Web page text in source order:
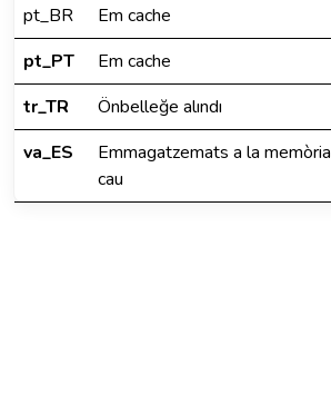
pt_BR
Em cache
pt_PT
Em cache
tr_TR
Önbelleğe alındı
va_ES
Emmagatzemats a la memòria
cau